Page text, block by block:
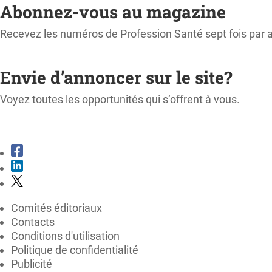
Abonnez-vous au magazine
Recevez les numéros de Profession Santé sept fois par
Envie d’annoncer sur le site?
Voyez toutes les opportunités qui s’offrent à vous.
Comités éditoriaux
Contacts
Conditions d'utilisation
Politique de confidentialité
Publicité